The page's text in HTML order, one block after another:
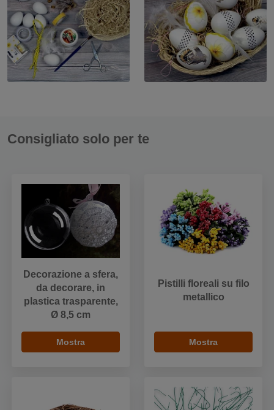
Consigliato solo per te
Decorazione a sfera,
da decorare, in
plastica trasparente,
Ø 8,5 cm
Mostra
Pistilli floreali su filo
metallico
Mostra